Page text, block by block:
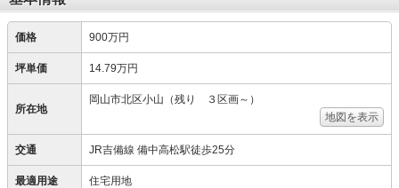
価格 900万円
坪単価 14.79万円
所在地
岡山市北区小山（残り ３区画～）
地図を表示
交通 JR吉備線 備中高松駅徒歩25分
最適用途 住宅用地